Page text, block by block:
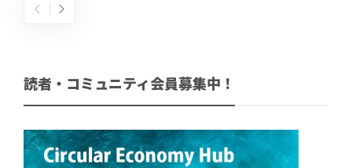
読者・コミュニティ会員募集中！